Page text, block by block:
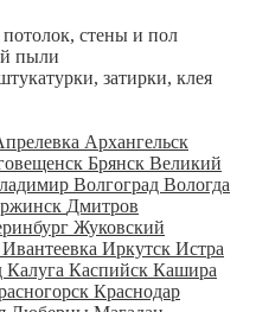
стены и пол
пыли
затирки, клея
Архангельск
Брянск Великий
Волгоград Вологда
Дмитров
Жуковский
Ивантеевка Иркутск Истра
Калуга Каспийск Кашира
Краснодар